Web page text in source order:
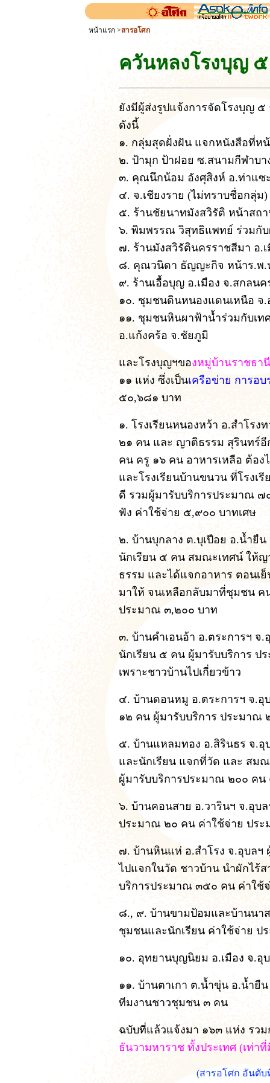
หน้าแรก >สารอโศก
ควันหลงโรงบุญ
ยังมีผู้ส่งรูปแจ้งการจัดโรงบุญ ๕
ดังนี้
๑. กลุ่มสุดฝั่งฝัน แจกหนังสือที่ห
๒. ป้ามุก ป้าฝอย ซ.สนามกีฬาบ
๓. คุณนึกน้อม อังศุสิงห์ อ.ท่าแซ
๔. จ.เชียงราย (ไม่ทราบชื่อกลุ่ม
๕. ร้านชัยนาทมังสวิรัติ หน้าสถ
๖. พิมพรรณ วิสุทธิแพทย์ ร่วมกั
๗. ร้านมังสวิรัตินครราชสีมา อ.
๘. คุณวนิดา ธัญญะกิจ หน้าร.พ.
๙. ร้านเอื้อบุญ อ.เมือง จ.สกลน
๑๐. ชุมชนดินหนองแดนเหนือ จ
๑๑. ชุมชนหินผาฟ้าน้ำร่วมกับเท
อ.แก้งคร้อ จ.ชัยภูมิ
และโรงบุญฯของหมู่บ้านราชธา
๑๑ แห่ง ซึ่งเป็นเครือข่าย การอ
๕๐,๖๘๑ บาท
๑. โรงเรียนหนองหว้า อ.สำโร
๒๑ คน และ ญาติธรรม สุรินทร์อี
คน ครู ๑๖ คน อาหารเหลือ ต้อง
และโรงเรียนบ้านขนวน ที่โรงเ
ดี รวมผู้มารับบริการประมาณ
ฟัง ค่าใช้จ่าย ๕,๙๐๐ บาทเศษ
๒. บ้านบุกลาง ต.บุเปือย อ.น้ำยื
นักเรียน ๕ คน สมณะเทศน์ ให้
ธรรม และได้แจกอาหาร ตอนเ
มาให้ จนเหลือกลับมาที่ชุมชน
ประมาณ ๓,๒๐๐ บาท
๓. บ้านคำเอนอ้า อ.ตระการฯ
นักเรียน ๕ คน ผู้มารับบริการ
เพราะชาวบ้านไปเกี่ยวข้าว
๔. บ้านดอนหมู อ.ตระการฯ จ.
๑๒ คน ผู้มารับบริการ ประมาณ
๕. บ้านแหลมทอง อ.สิรินธร จ.
และนักเรียน แจกที่วัด และ สม
ผู้มารับบริการประมาณ ๒๐๐ ค
๖. บ้านคอนสาย อ.วารินฯ จ.อุบ
ประมาณ ๒๐ คน ค่าใช้จ่าย ปร
๗. บ้านหินแห่ อ.สำโรง จ.อุบล
ไปแจกในวัด ชาวบ้าน นำผักไร้
บริการประมาณ ๓๕๐ คน ค่าใ
๘., ๙. บ้านขามป้อมและบ้านนา
ชุมชนและนักเรียน ค่าใช้จ่าย
๑๐. อุทยานบุญนิยม อ.เมือง จ.
๑๑. บ้านตาเกา ต.น้ำขุ่น อ.น้ำ
ทีมงานชาวชุมชน ๓ คน
ฉบับที่แล้วแจ้งมา ๑๖๓ แห่ง รว
ธันวามหาราช ทั้งประเทศ (เท่า
(สารอโศก อันดั